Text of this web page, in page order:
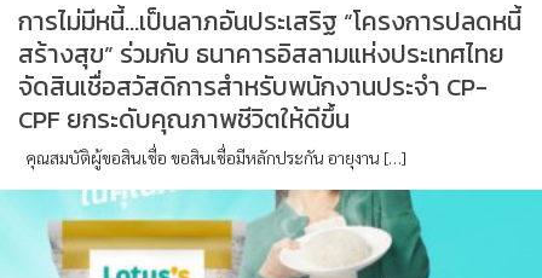
การไม่มีหนี้…เป็นลาภอันประเสริฐ “โครงการปลดหนี้
สร้างสุข” ร่วมกับ ธนาคารอิสลามแห่งประเทศไทย
จัดสินเชื่อสวัสดิการสำหรับพนักงานประจำ CP-
CPF ยกระดับคุณภาพชีวิตให้ดีขึ้น
คุณสมบัติผู้ขอสินเชื่อ ขอสินเชื่อมีหลักประกัน อายุงาน […]